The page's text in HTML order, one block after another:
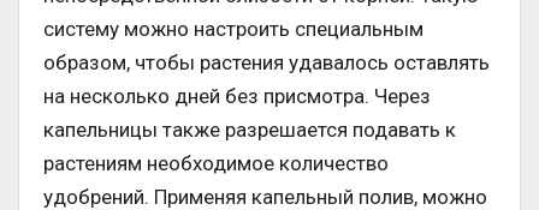
систему можно настроить специальным
образом, чтобы растения удавалось оставлять
на несколько дней без присмотра. Через
капельницы также разрешается подавать к
растениям необходимое количество
удобрений. Применяя капельный полив, можно